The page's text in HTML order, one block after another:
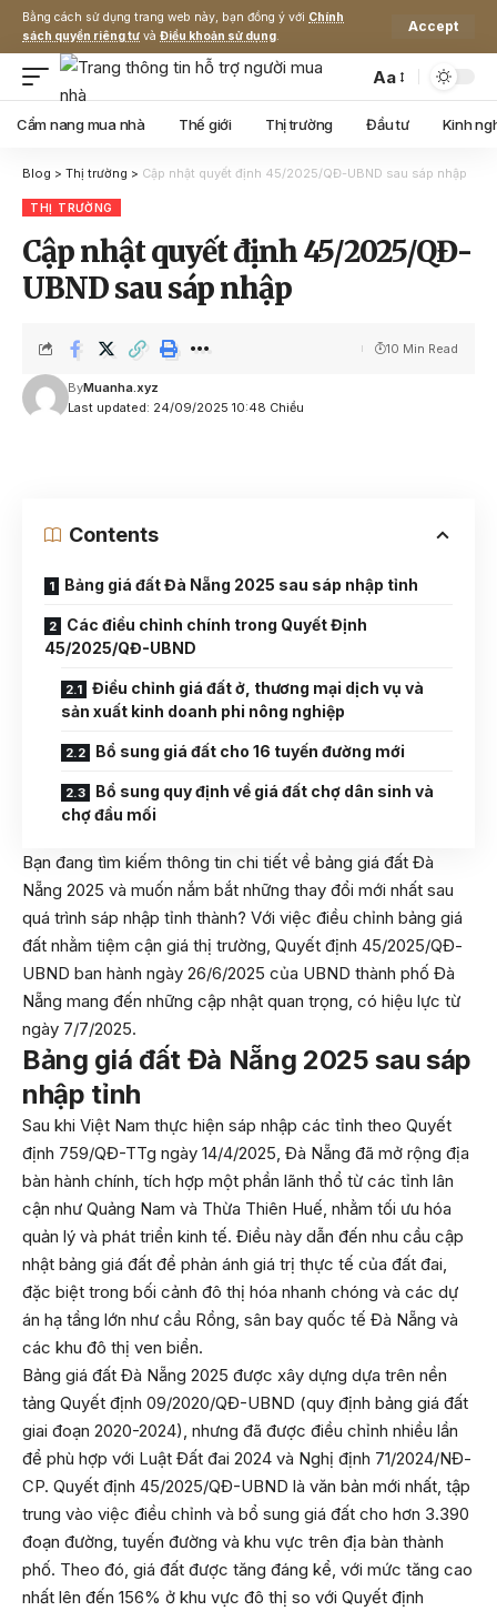
Bằng cách sử dụng trang web này, bạn đồng ý với Chính
sách quyền riêng tư và Điều khoản sử dụng.
Accept
Font
Resizer
Aa
Cẩm nang mua nhà Thế giới Thị trường Đầu tư Kinh
Blog > Thị trường > Cập nhật quyết định 45/2025/QĐ-UBND sau sáp nhập
THỊ TRƯỜNG
Cập nhật quyết định 45/2025/QĐ-
UBND sau sáp nhập
Last updated: 24/09/2025 10:48 Chiều
ByMuanha.xyz
10 Min Read
Contents
Bảng giá đất Đà Nẵng 2025 sau sáp nhập tỉnh
Các điều chỉnh chính trong Quyết Định
45/2025/QĐ-UBND
Điều chỉnh giá đất ở, thương mại dịch vụ và
sản xuất kinh doanh phi nông nghiệp
Bổ sung giá đất cho 16 tuyến đường mới
Bổ sung quy định về giá đất chợ dân sinh và
chợ đầu mối
Bạn đang tìm kiếm thông tin chi tiết về bảng giá đất Đà
Nẵng 2025 và muốn nắm bắt những thay đổi mới nhất sau
quá trình sáp nhập tỉnh thành? Với việc điều chỉnh bảng giá
đất nhằm tiệm cận giá thị trường, Quyết định 45/2025/QĐ-
UBND ban hành ngày 26/6/2025 của UBND thành phố Đà
Nẵng mang đến những cập nhật quan trọng, có hiệu lực từ
ngày 7/7/2025.
Bảng giá đất Đà Nẵng 2025 sau sáp
nhập tỉnh
Sau khi Việt Nam thực hiện sáp nhập các tỉnh theo Quyết
định 759/QĐ-TTg ngày 14/4/2025, Đà Nẵng đã mở rộng địa
bàn hành chính, tích hợp một phần lãnh thổ từ các tỉnh lân
cận như Quảng Nam và Thừa Thiên Huế, nhằm tối ưu hóa
quản lý và phát triển kinh tế. Điều này dẫn đến nhu cầu cập
nhật bảng giá đất để phản ánh giá trị thực tế của đất đai,
đặc biệt trong bối cảnh đô thị hóa nhanh chóng và các dự
án hạ tầng lớn như cầu Rồng, sân bay quốc tế Đà Nẵng và
các khu đô thị ven biển.
Bảng giá đất Đà Nẵng 2025 được xây dựng dựa trên nền
tảng Quyết định 09/2020/QĐ-UBND (quy định bảng giá đất
giai đoạn 2020-2024), nhưng đã được điều chỉnh nhiều lần
để phù hợp với Luật Đất đai 2024 và Nghị định 71/2024/NĐ-
CP. Quyết định 45/2025/QĐ-UBND là văn bản mới nhất, tập
trung vào việc điều chỉnh và bổ sung giá đất cho hơn 3.390
đoạn đường, tuyến đường và khu vực trên địa bàn thành
phố. Theo đó, giá đất được tăng đáng kể, với mức tăng cao
nhất lên đến 156% ở khu vực đô thị so với Quyết định